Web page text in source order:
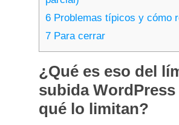
6 Problemas típicos y cómo
7 Para cerrar
¿Qué es eso del
subida
qué lo limitan?